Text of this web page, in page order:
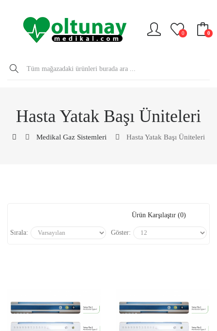
0 0
Hasta Yatak Başı Üniteleri
Medikal Gaz Sistemleri Hasta Yatak Başı Üniteleri
Ürün Karşılaştır (0)
Sırala: Göster: